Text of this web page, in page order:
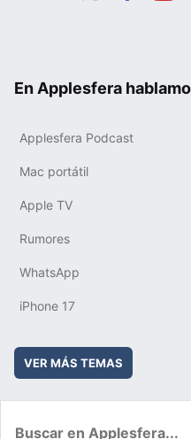
En Applesfera
Applesfera Podcast
Mac portátil
Apple TV
Rumores
WhatsApp
iPhone 17
VER MÁS TEMAS